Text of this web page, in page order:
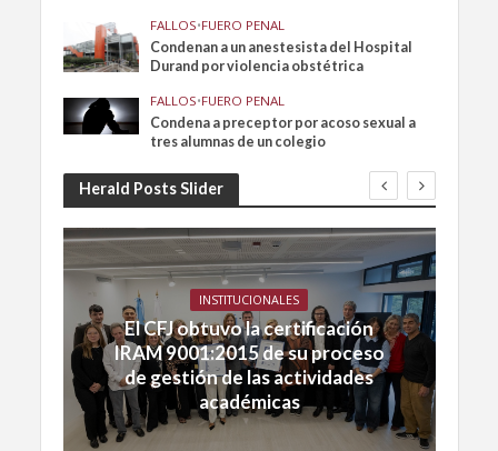
FALLOS•FUERO PENAL
Condenan a un anestesista del Hospital
Durand por violencia obstétrica
FALLOS•FUERO PENAL
Condena a preceptor por acoso sexual a
tres alumnas de un colegio
Herald Posts Slider
INSTITUCIONALES
El CFJ obtuvo la certificación
IRAM 9001:2015 de su proceso
de gestión de las actividades
académicas